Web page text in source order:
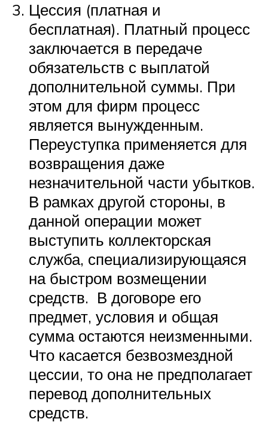
Цессия (платная и
бесплатная). Платный процесс
заключается в передаче
обязательств с выплатой
дополнительной суммы. При
этом для фирм процесс
является вынужденным.
Переуступка применяется для
возвращения даже
незначительной части убытков.
В рамках другой стороны, в
данной операции может
выступить коллекторская
служба, специализирующаяся
на быстром возмещении
средств. В договоре его
предмет, условия и общая
сумма остаются неизменными.
Что касается безвозмездной
цессии, то она не предполагает
перевод дополнительных
средств.